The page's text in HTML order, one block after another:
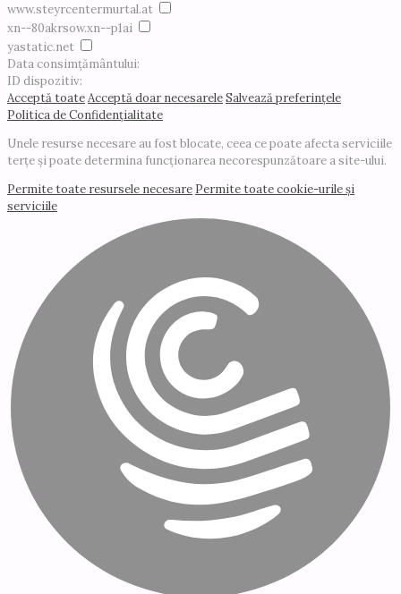
www.steyrcentermurtal.at
xn--80akrsow.xn--p1ai
yastatic.net
Data consimțământului:
ID dispozitiv:
Acceptă toateAcceptă doar necesareleSalvează preferințele
Politica de Confidențialitate
Unele resurse necesare au fost blocate, ceea ce poate afecta serviciile
terțe și poate determina funcționarea necorespunzătoare a site-ului.
Permite toate resursele necesare Permite toate cookie-urile și
serviciile